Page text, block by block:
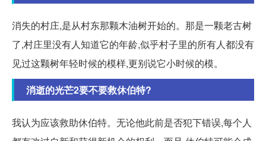
消失的村庄,是从村东那颗木油树开始的。那是一颗老古树
了,村庄里没有人知道它的年龄,似乎村子里的所有人都没有
见过这颗树年轻时候的模样,更别说它小时候的模。
消逝的光芒2要不要救休伯特?
我认为应该救助休伯特。无论他此前是否犯下错误,每个人